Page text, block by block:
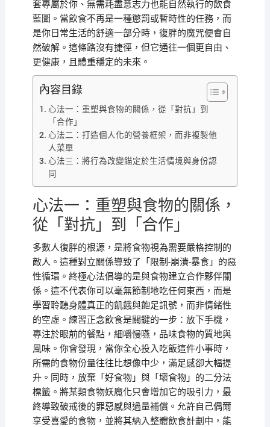
套專屬於你、無需耗盡意志力也能自然執行的飲食
藍圖。當飲食不再是一種懲罰或暫時性的任務，而
是你日常生活的舒適一部分時，復胖的魔咒便會自
然破解。這條路沒有捷徑，但它通往一個更自由、
更健康，且體重穩定的未來。
內容目錄
心法一：重塑與食物的關係，從「對抗」到
「合作」
心法二：打造個人化的營養框架，而非複製他
人菜單
心法三：將行為改變錨定於生活情境與身份認
同
心法一：重塑與食物的關係，
從「對抗」到「合作」
多數人復胖的根源，是將食物視為需要嚴格控制的
敵人。這種對立關係導致了「限制-崩潰-暴食」的惡
性循環。終極心法倡導的是與食物建立合作夥伴關
係。這不代表你可以毫無節制地吃任何東西，而是
學習聆聽身體真正的飢餓與飽足訊號，而非情緒性
的空虛。練習正念飲食是關鍵的一步：放下手機，
專注於眼前的餐點，細嚼慢嚥，品味食物的質地與
風味。你會發現，當你全心投入吃飯這件小事時，
所需的食物份量往往比想像中少，滿足感卻大幅提
升。同時，放棄「好食物」與「壞食物」的二分法
標籤。將某類食物妖魔化只會增加它的吸引力，最
終導致破戒後的罪惡感與過量補償。允許自己偶爾
享受喜愛的食物，並將其納入整體飲食計劃中，能